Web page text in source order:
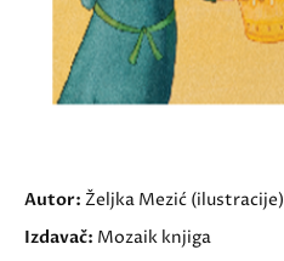
Autor: Željka Mezić (ilustracije)
Izdavač: Mozaik knjiga